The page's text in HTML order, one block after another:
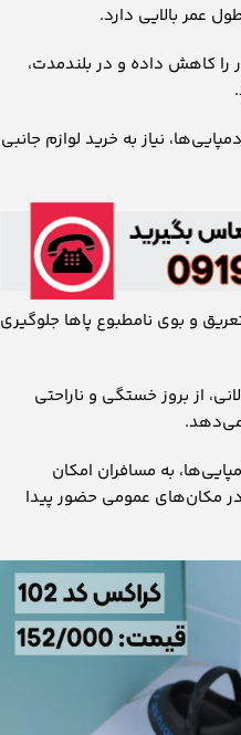
عمر بالایی دارد.
را کاهش داده و در بلندمدت،
نیاز به خرید لوازم جانبی
و بوی نامطبوع پاها جلوگیری
از بروز خستگی و ناراحتی
می‌دهد.
به مسافران امکان
مکان‌های عمومی حضور پیدا